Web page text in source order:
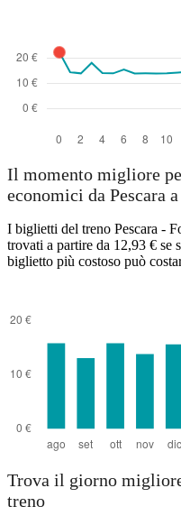
Il momento migliore
economici da Pescara
I biglietti del treno Pescara -
trovati a partire da 12,93 € se
biglietto più costoso può
Trova il giorno
treno